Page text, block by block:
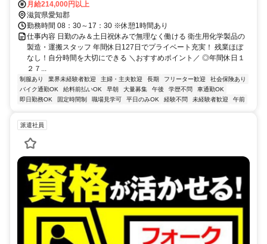
で5分
月給214,000円以上
滋賀県愛知郡
勤務時間 08：30～17：30 ※休憩1時間あり
仕事内容 日勤のみ＆土日祝休みで無理なく働ける 衛生用化学製品の
製造・運搬スタッフ 年間休日127日でプライベート充実！ 残業ほぼ
なし！自分時間を大切にできる ＼おすすめポイント／ ◎年間休日１
２７...
制服あり 業界未経験者歓迎 主婦・主夫歓迎 長期 フリーター歓迎
社会保険あり
バイク通勤OK
給料前払いOK 早朝 大量募集 午後 学歴不問
車通勤OK
即日勤務OK
固定時間制 職場見学可 平日のみOK 経験不問 未経験者歓迎 午前
派遣社員